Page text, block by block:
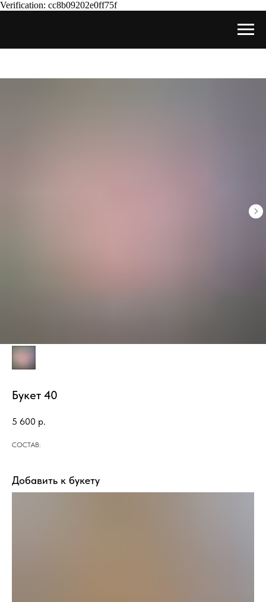
Verification: cc8b09202e0ff75f
Букет 40
5 600 р.
СОСТАВ:
Добавить к букету